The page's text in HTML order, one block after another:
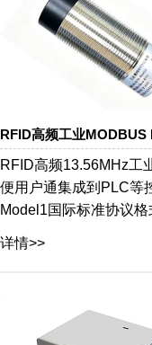
RFID高频工业MODBUS
RFID高频13.56MHz工
便用户通集成到PLC等
Model1国际标准协议
详情>>